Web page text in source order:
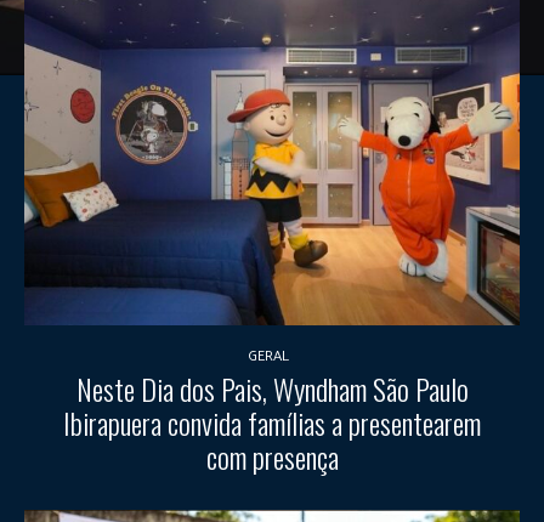
GERAL
Neste Dia dos Pais, Wyndham São Paulo
Ibirapuera convida famílias a presentearem
com presença